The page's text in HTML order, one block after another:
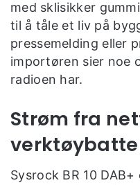
med sklisikker
til å tåle et liv på
pressemelding eller
importøren sier noe
radioen har.
Strøm fra
Sysrock BR 10